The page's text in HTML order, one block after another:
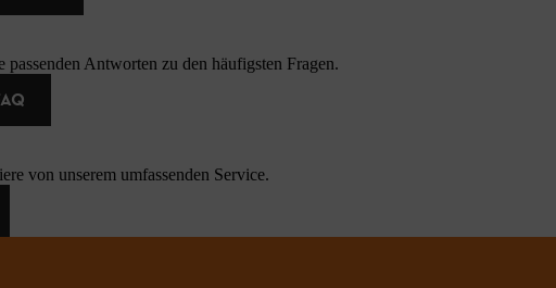
Antworten zu den häufigsten Fragen.
von unserem umfassenden Service.